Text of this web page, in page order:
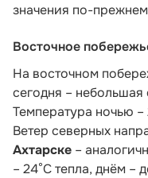
значения по-
Восточное
На восточном
сегодня – небольшая
Температура ночью –
Ветер северных
Ахтарске –
– 24°С тепла, днём –